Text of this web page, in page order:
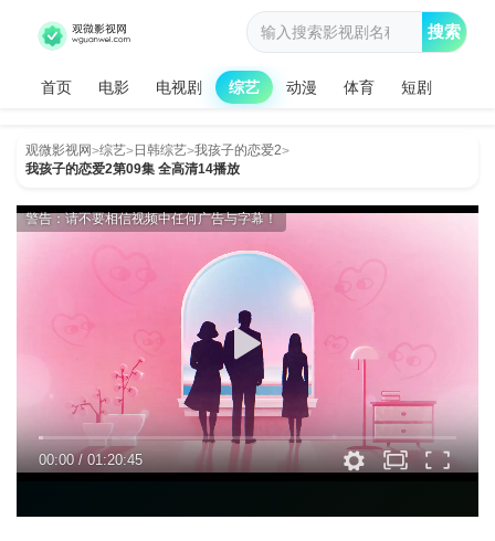
首页 电影 电视剧 综艺 动漫 体育 短剧
搜索
观微影视网>综艺>日韩综艺>我孩子的恋爱2>
我孩子的恋爱2第09集 全高清14播放
00:00/ 01:20:45
警告：请不要相信视频中任何广告与字幕！